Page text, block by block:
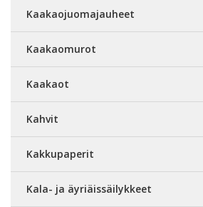
Kaakaojuomajauheet
Kaakaomurot
Kaakaot
Kahvit
Kakkupaperit
Kala- ja äyriäissäilykkeet